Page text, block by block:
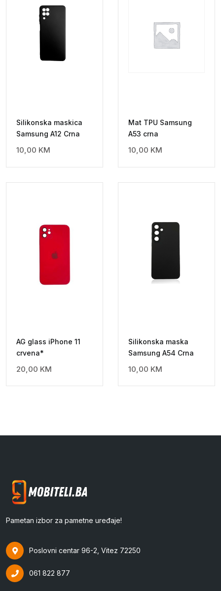
Silikonska maskica
Samsung A12 Crna
10,00 KM
Mat TPU Samsung
A53 crna
10,00 KM
AG glass iPhone 11
crvena*
20,00 KM
Silikonska maska
Samsung A54 Crna
10,00 KM
Pametan izbor za pametne uređaje!
Poslovni centar 96-2, Vitez 72250
061 822 877